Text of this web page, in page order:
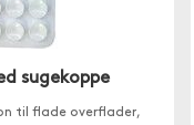
sugekoppe
til flade overflader,